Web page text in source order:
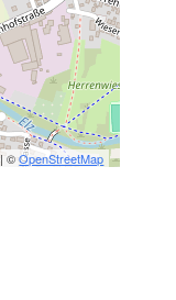
| ©OpenStreetMap